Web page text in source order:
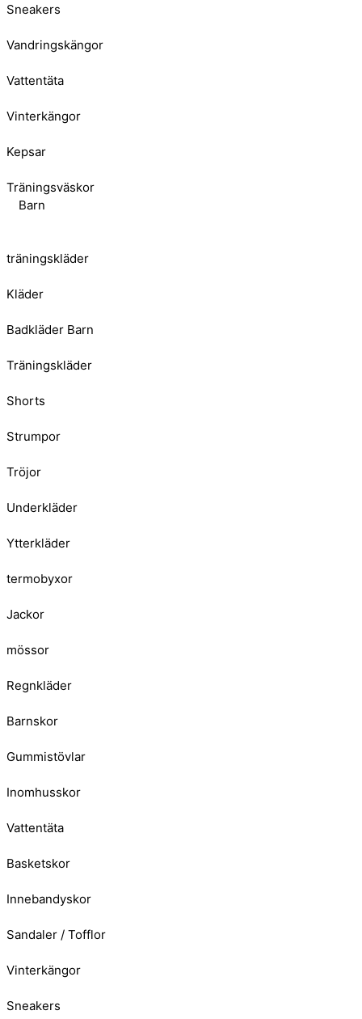
Sneakers
Vandringskängor
Vattentäta
Vinterkängor
Kepsar
Träningsväskor
Barn
träningskläder
Kläder
Badkläder Barn
Träningskläder
Shorts
Strumpor
Tröjor
Underkläder
Ytterkläder
termobyxor
Jackor
mössor
Regnkläder
Barnskor
Gummistövlar
Inomhusskor
Vattentäta
Basketskor
Innebandyskor
Sandaler / Tofflor
Vinterkängor
Sneakers